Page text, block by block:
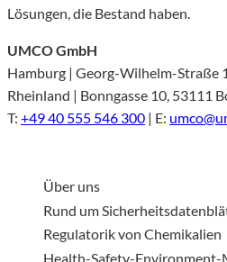
Lösungen, die Bestand haben.
UMCO GmbH
Hamburg | Georg-Wilhelm-Straße
Rheinland | Bonngasse 10, 53111
T: +49 40 555 546 300 | E:
Über uns
Rund um
Regulatorik von Chemikalien
Health-Safety-Environment-